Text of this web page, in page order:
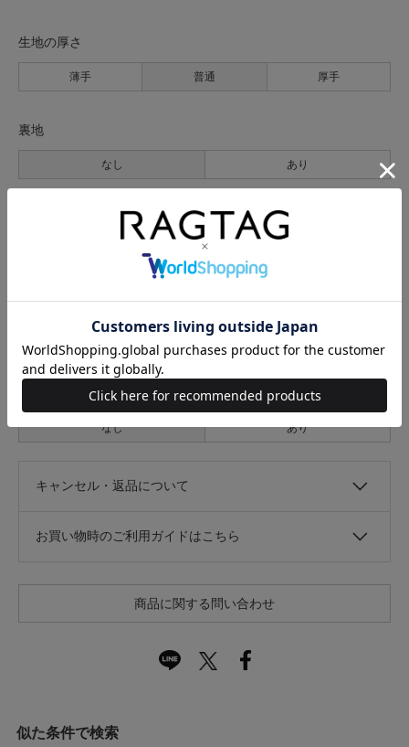
生地の厚さ
薄手 普通 厚手
裏地
なし あり
伸縮性
あり
なし あり
キャンセル・返品について
お買い物時のご利用ガイドはこちら
商品に関する問い合わせ
似た条件で検索